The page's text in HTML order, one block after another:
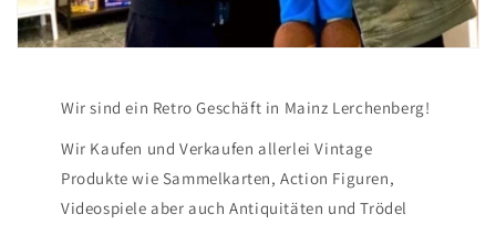
Wir sind ein Retro Geschäft in Mainz Lerchenberg!
Wir Kaufen und Verkaufen allerlei Vintage
Produkte wie Sammelkarten, Action Figuren,
Videospiele aber auch Antiquitäten und Trödel